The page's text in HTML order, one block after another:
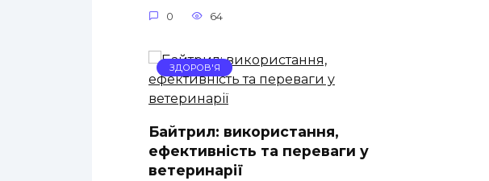
0 64
ЗДОРОВ'Я
Байтрил: використання,
ефективність та переваги у
ветеринарії